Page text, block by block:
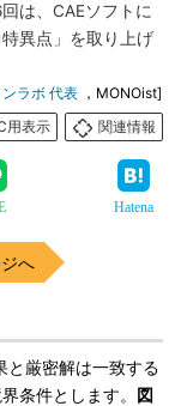
は、CAEソフトに
異点」を取り上げ
ラボ 代表 ，MONOist]
用表示
関連情報
Hatena
へ
厳密解は一致する
条件とします。
図